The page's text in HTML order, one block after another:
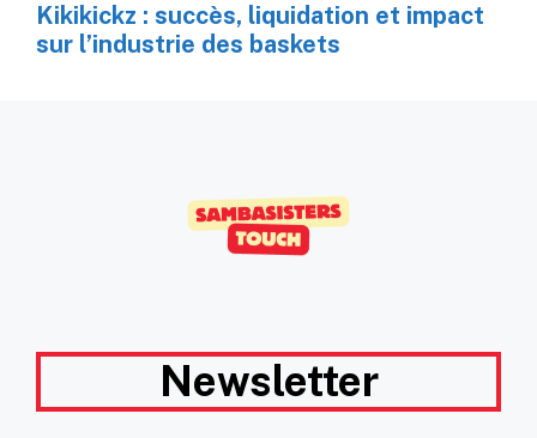
Kikikickz : succès, liquidation et impact
sur l’industrie des baskets
Newsletter